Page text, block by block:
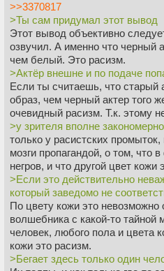
>>3370817
>Ты сам придумал этот вывод
Этот вывод объективно
озвучил. А именно что черный
чем белый. Это расизм.
>Актёр внешне и по подаче
Если ты считаешь, что старый
образ, чем черный актер того
очевидный расизм. Т.к. этому
>у зрителя вполне
только у расистских
мозги пропагандой, о том, что
негров, и что другой цвет кожи
>Если это действительно
который заведомо не
По цвету кожи это невозможно
волшебника с какой-то
человек, любого пола и цвета
кожи это расизм.
>Бегает здесь только один